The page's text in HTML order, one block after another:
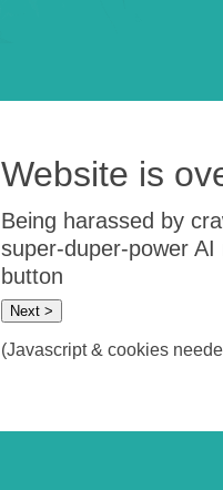
Website is
Being harassed by
super-duper-power
button
Next >
(Javascript & cookies